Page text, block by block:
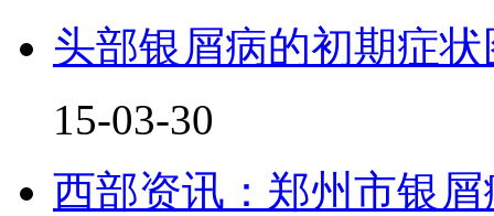
头部银屑病的初期症状
15-03-30
西部资讯：郑州市银